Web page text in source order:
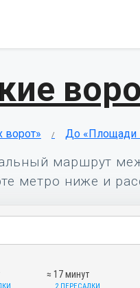
ворот» До «Площади
маршрут
метро ниже и
≈ 17 минут